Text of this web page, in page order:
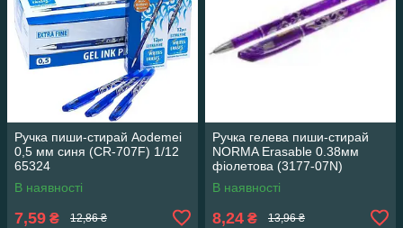
Ручка пиши-стирай Aodemei
0,5 мм синя (CR-707F) 1/12
65324
В наявності
7,59 ₴ 12,86 ₴
Ручка гелева пиши-стирай
NORMA Erasable 0.38мм
фіолетова (3177-07N)
1/12/144 65324
В наявності
8,24 ₴ 13,96 ₴